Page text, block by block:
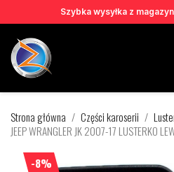
Szybka wysyłka z
Strona główna Części karoserii
JEEP WRANGLER JK 2007-17 LUSTERKO
-8%